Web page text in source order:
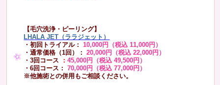
【毛穴洗浄・ピーリング】
LHALA JET（ララジェット）
・初回トライアル： 10,000円（税込 11,000円）
・通常価格（1回）：
20,000円（税込 22,000円）
・3回コース ：45,000円（税込 49,500円）
・6回コース：
70,000円（税込 77,000円）
※他施術との併用もご相談ください。